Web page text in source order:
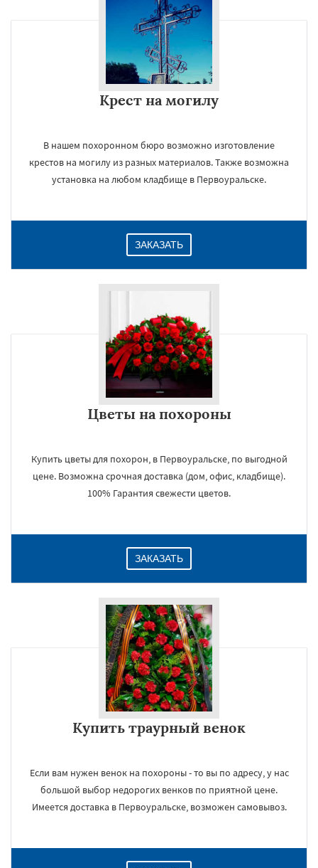
Крест на могилу
В нашем похоронном бюро возможно изготовление
крестов на могилу из разных материалов. Также возможна
установка на любом кладбище в Первоуральске.
ЗАКАЗАТЬ
Цветы на похороны
Купить цветы для похорон, в Первоуральске, по выгодной
цене. Возможна срочная доставка (дом, офис, кладбище).
100% Гарантия свежести цветов.
ЗАКАЗАТЬ
Купить траурный венок
Если вам нужен венок на похороны - то вы по адресу, у нас
большой выбор недорогих венков по приятной цене.
Имеется доставка в Первоуральске, возможен самовывоз.